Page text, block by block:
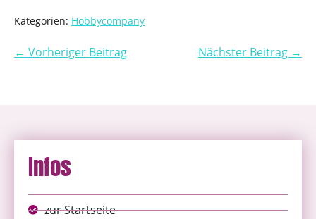
Kategorien: Hobbycompany
← Vorheriger Beitrag Nächster Beitrag →
Infos
zur Startseite